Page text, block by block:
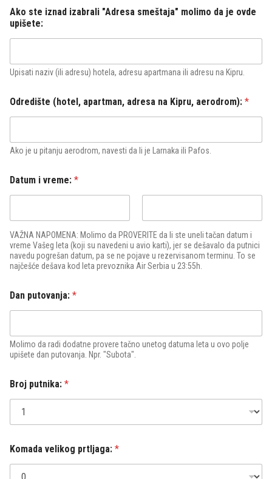
g
a
:
k
o
i
a
l
i
Ako ste iznad izabrali "Adresa smeštaja" molimo da je ovde
upišete:
Upisati naziv (ili adresu) hotela, adresu apartmana ili adresu na Kipru.
Odredište (hotel, apartman, adresa na Kipru, aerodrom): *
Ako je u pitanju aerodrom, navesti da li je Larnaka ili Pafos.
Datum i vreme: *
VAŽNA NAPOMENA: Molimo da PROVERITE da li ste uneli tačan datum i
vreme Vašeg leta (koji su navedeni u avio karti), jer se dešavalo da putnici
navedu pogrešan datum, pa se ne pojave u rezervisanom terminu. To se
najčešće dešava kod leta prevoznika Air Serbia u 23:55h.
Dan putovanja: *
Molimo da radi dodatne provere tačno unetog datuma leta u ovo polje
upišete dan putovanja. Npr. "Subota".
Broj putnika: *
Komada velikog prtljaga: *